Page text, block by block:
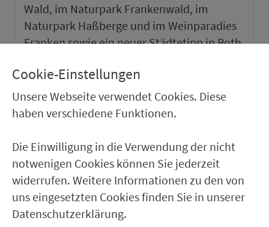
Wald, im Naturpark Frankenwald, im
Naturpark Haßberge und im Weinparadies
Franken sowie ein neuer Städtetipp in Roth.
Cookie-Einstellungen
Unsere Webseite verwendet Cookies. Diese
haben verschiedene Funktionen.
Die Einwilligung in die Verwendung der nicht
notwenigen Cookies können Sie jederzeit
widerrufen. Weitere Informationen zu den von
uns eingesetzten Cookies finden Sie in unserer
Datenschutzerklärung.